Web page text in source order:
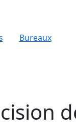
Bureaux